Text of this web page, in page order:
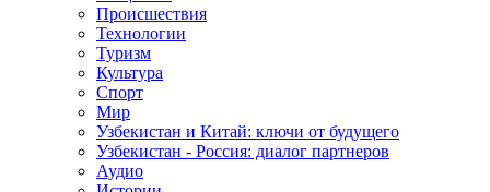
Происшествия
Технологии
Туризм
Культура
Спорт
Мир
Узбекистан и Китай: ключи от будущего
Узбекистан - Россия: диалог партнеров
Аудио